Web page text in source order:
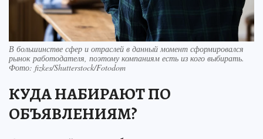
В большинстве сфер и отраслей в данный момент сформировался
рынок работодателя, поэтому компаниям есть из кого выбирать.
Фото: fizkes/Shutterstock/Fotodom
КУДА НАБИРАЮТ ПО
ОБЪЯВЛЕНИЯМ?